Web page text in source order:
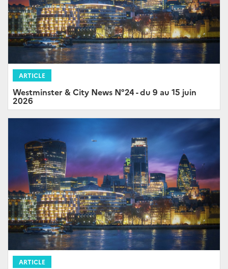
ARTICLE
Westminster & City News N°24 - du 9 au 15 juin
2026
ARTICLE